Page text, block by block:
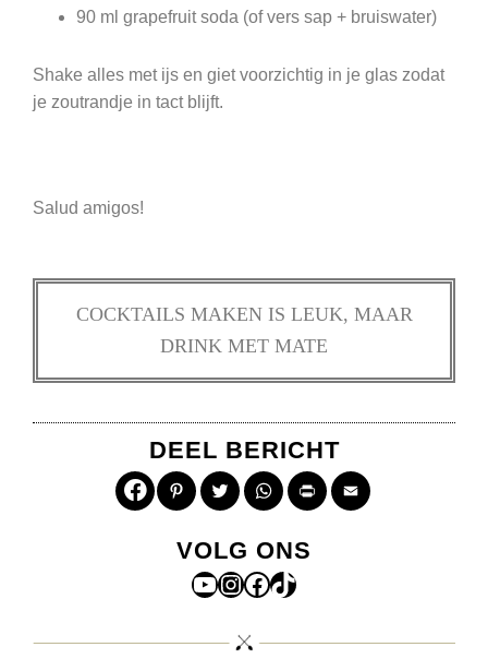
90 ml grapefruit soda (of vers sap + bruiswater)
Shake alles met ijs en giet voorzichtig in je glas zodat
je zoutrandje in tact blijft.
Salud amigos!
COCKTAILS MAKEN IS LEUK, MAAR
DRINK MET MATE
DEEL BERICHT
PinterestTwitterWhatsApp
Print
VOLG ONS
YouTube
Instagram
Facebook
TikTok